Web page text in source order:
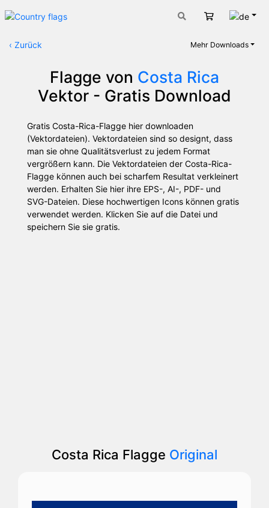
Warenkorb
‹ Zurück Mehr Downloads
Flagge von Costa Rica
Vektor - Gratis Download
Gratis Costa-Rica-Flagge hier downloaden
(Vektordateien). Vektordateien sind so designt, dass
man sie ohne Qualitätsverlust zu jedem Format
vergrößern kann. Die Vektordateien der Costa-Rica-
Flagge können auch bei scharfem Resultat verkleinert
werden. Erhalten Sie hier ihre EPS-, AI-, PDF- und
SVG-Dateien. Diese hochwertigen Icons können gratis
verwendet werden. Klicken Sie auf die Datei und
speichern Sie sie gratis.
Costa Rica Flagge Original